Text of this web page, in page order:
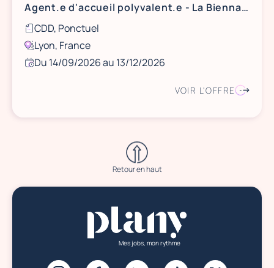
Agent.e d'accueil polyvalent.e - La Biennale de Lyon / Art Contemporain
CDD, Ponctuel
Lyon, France
Du 14/09/2026 au 13/12/2026
VOIR L'OFFRE
Retour en haut
Mes jobs, mon rythme